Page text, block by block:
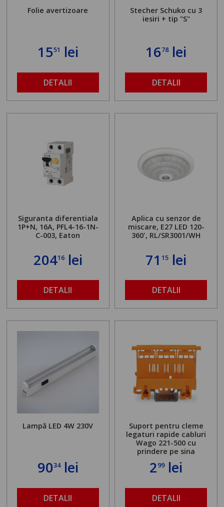
Folie avertizoare
1551 lei
DETALII
Stecher Schuko cu 3
iesiri + tip "S"
1678lei
DETALII
Siguranta diferentiala
1P+N, 16A, PFL4-16-1N-
C-003, Eaton
20416lei
DETALII
Aplica cu senzor de
miscare, E27 LED 120-
360', RL/SR3001/WH
7115 lei
DETALII
Lampă LED 4W 230V
9034lei
DETALII
Suport pentru cleme
legaturi rapide cabluri
Wago 221-500 cu
prindere pe sina
299lei
DETALII